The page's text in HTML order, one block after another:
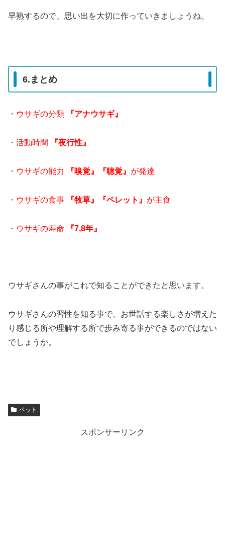
早熟するので、思い出を大切に作っていきましょうね。
6.まとめ
・ウサギの分類 『アナウサギ』
・活動時間 『夜行性』
・ウサギの能力 『嗅覚』『聴覚』 が発達
・ウサギの食事 『牧草』『ペレット』 が主食
・ウサギの寿命 『7,8年』
ウサギさんの事がこれで知ることができたと思います。
ウサギさんの習性を知る事で、お世話する楽しさが増えた
り感じる所や理解する所で歩み寄る事ができるのではない
でしょうか。
ペット
スポンサーリンク